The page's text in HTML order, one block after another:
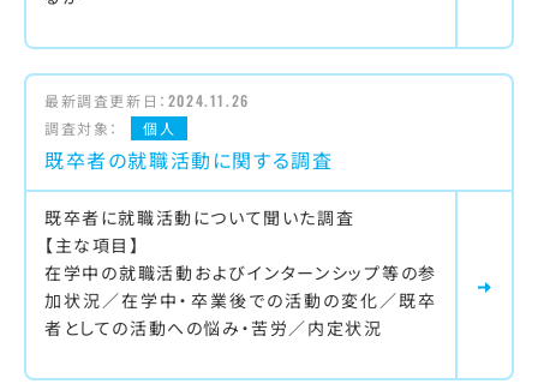
最新調査更新日： 2024.11.26
調査対象：
個人
既卒者の就職活動に関する調査
既卒者に就職活動について聞いた調査
【主な項目】
在学中の就職活動およびインターンシップ等の参
加状況／在学中・卒業後での活動の変化／既卒
者としての活動への悩み・苦労／内定状況